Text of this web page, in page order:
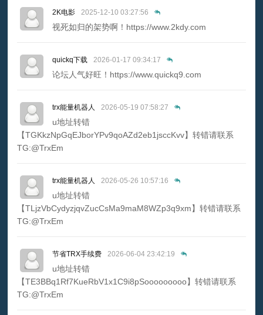
2K电影 2025-12-10 03:27:56
视死如归的架势啊！https://www.2kdy.com
quickq下载 2026-01-17 09:34:17
论坛人气好旺！https://www.quickq9.com
trx能量机器人 2026-05-19 07:58:27
u地址转错
【TGKkzNpGqEJborYPv9qoAZd2eb1jsccKvv】转错请联系
TG:@TrxEm
trx能量机器人 2026-05-26 10:57:16
u地址转错
【TLjzVbCydyzjqvZucCsMa9maM8WZp3q9xm】转错请联系
TG:@TrxEm
节省TRX手续费 2026-06-04 23:42:19
u地址转错
【TE3BBq1Rf7KueRbV1x1C9i8pSooooooooo】转错请联系
TG:@TrxEm